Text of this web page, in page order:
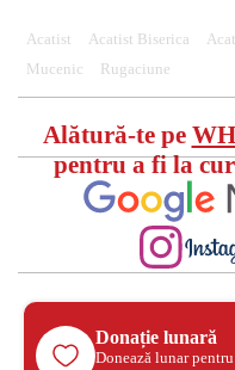
Acatist Acatist Biserica
Mucenic
Rugaciune
Alătură-te pe
pentru a fi la
Donație lunară
Donează lunar